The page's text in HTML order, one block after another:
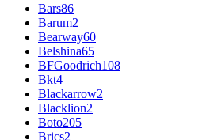
Bars86
Barum2
Bearway60
Belshina65
BFGoodrich108
Bkt4
Blackarrow2
Blacklion2
Boto205
Brics2